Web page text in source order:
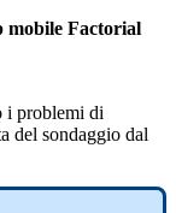
mobile Factorial
i problemi di
del sondaggio dal